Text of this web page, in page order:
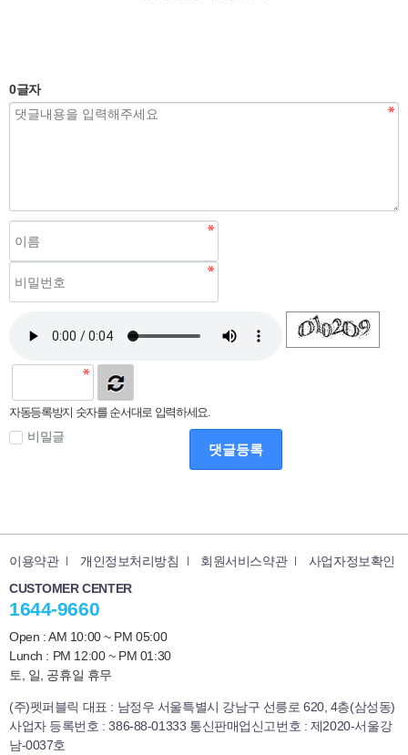
0글자
자동등록방지 숫자를 순서대로 입력하세요.
비밀글
댓글등록
이용약관 개인정보처리방침 회원서비스약관
사업자정보확인
CUSTOMER CENTER
1644-9660
Open : AM 10:00 ~ PM 05:00
Lunch : PM 12:00 ~ PM 01:30
토, 일, 공휴일 휴무
(주)펫퍼블릭 대표 : 남정우 서울특별시 강남구 선릉로 620, 4층(삼성동)
사업자 등록번호 : 386-88-01333 통신판매업신고번호 : 제2020-서울강
남-0037호